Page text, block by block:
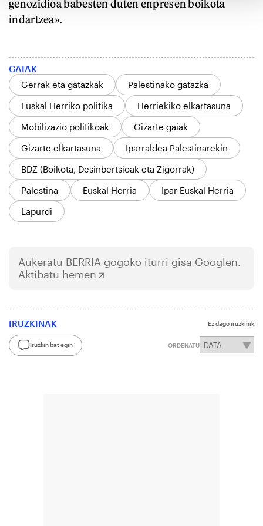
genozidioa babesten duten enpresen boikota
indartzea».
GAIAK
Gerrak eta gatazkak
Palestinako gatazka
Euskal Herriko politika
Herriekiko elkartasuna
Mobilizazio politikoak
Gizarte gaiak
Gizarte elkartasuna
Iparraldea Palestinarekin
BDZ (Boikota, Desinbertsioak eta Zigorrak)
Palestina
Euskal Herria
Ipar Euskal Herria
Lapurdi
Aukeratu BERRIA gogoko iturri gisa Googlen.
Aktibatu hemen
IRUZKINAK Ez dago iruzkinik
Iruzkin bat egin ORDENATU